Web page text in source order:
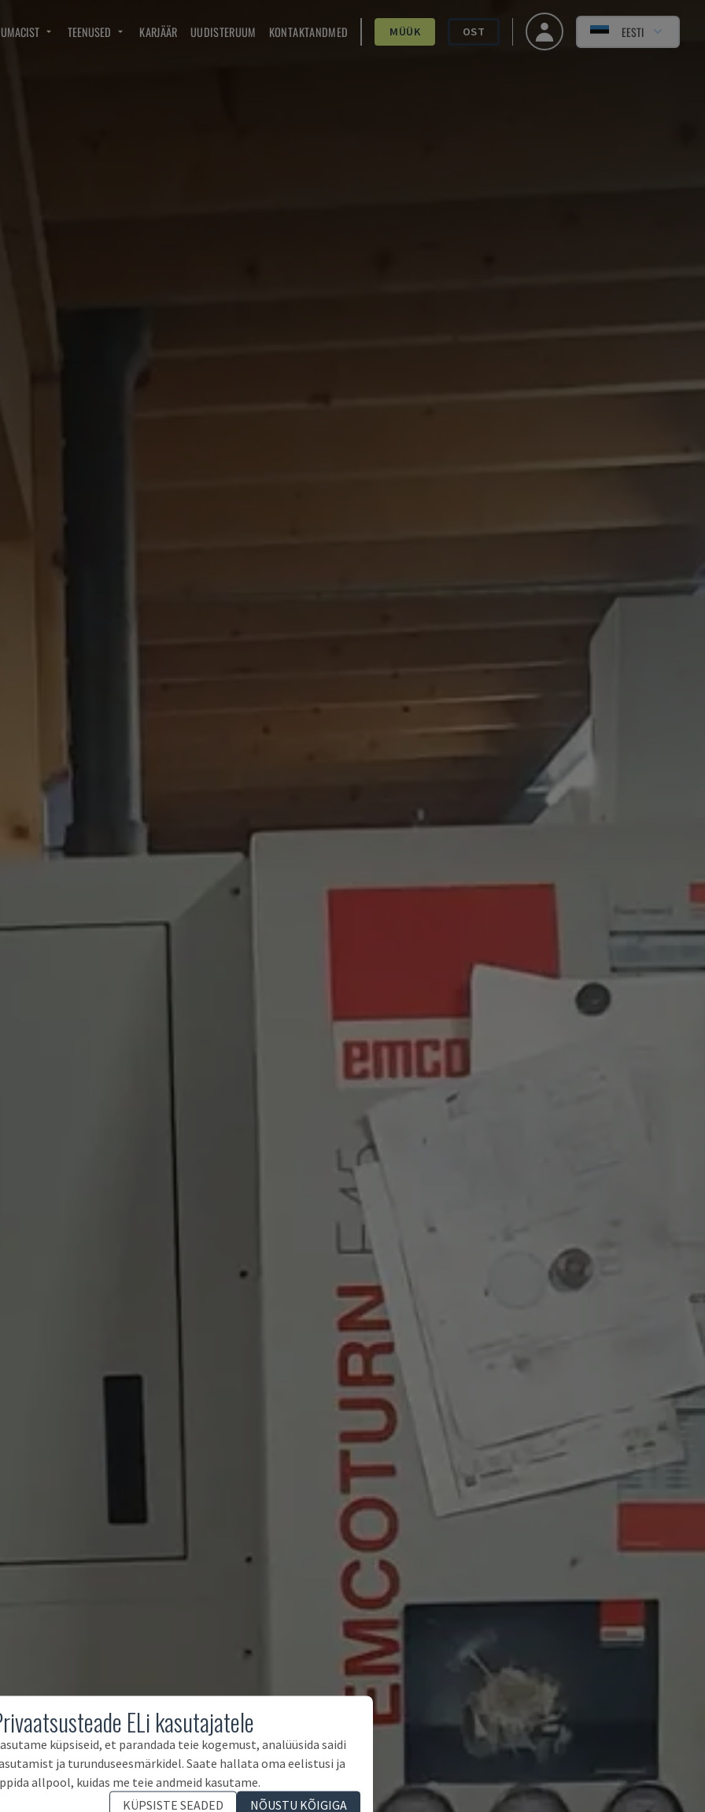
TEENUSED KARJÄÄR UUDISTERUUM KONTAKTANDMED MÜÜK OST EESTI
ELi kasutajatele
küpsiseid, et parandada teie kogemust, analüüsida saidi
ja turunduseesmärkidel. Saate hallata oma eelistusi ja
allpool, kuidas me teie andmeid kasutame.
KÜPSISTE SEADED
NÕUSTU KÕIGIGA